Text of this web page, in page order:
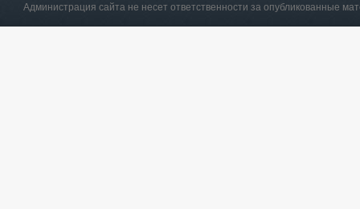
Администрация сайта не несет ответственности за опубликованные